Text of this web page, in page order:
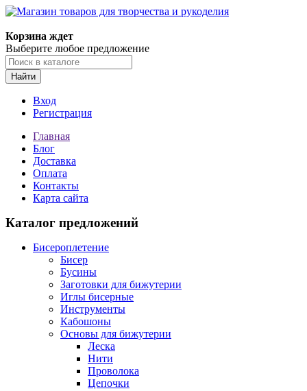
Корзина ждет
Выберите любое предложение
Найти
Вход
Регистрация
Главная
Блог
Доставка
Оплата
Контакты
Карта сайта
Каталог предложений
Бисероплетение
Бисер
Бусины
Заготовки для бижутерии
Иглы бисерные
Инструменты
Кабошоны
Основы для бижутерии
Леска
Нити
Проволока
Цепочки